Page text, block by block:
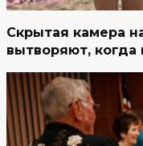
Скрытая камера
вытворяют, когда